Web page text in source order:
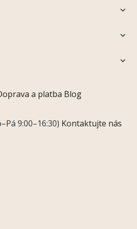
a platba Blog
9:00–16:30) Kontaktujte nás